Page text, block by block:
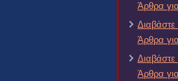
Άρθρα
Διαβάστε
Άρθρα
Διαβάστε
Άρθρα